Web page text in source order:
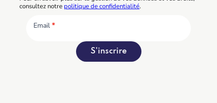
consultez notre politique de confidentialité.
Email *
S'inscrire